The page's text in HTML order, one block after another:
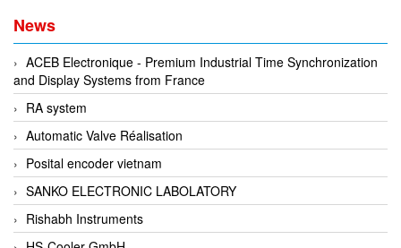
Enensys Vietnam
Enerdoor
Enerpac
ENERSYS
Enolgas
Envada
Environmental Compliance Products
EPC
News
ACEB Electronique - Premium Industrial Time Synchronization
and Display Systems from France
RA system
Automatic Valve Réalisation
Posital encoder vietnam
SANKO ELECTRONIC LABOLATORY
Rishabh Instruments